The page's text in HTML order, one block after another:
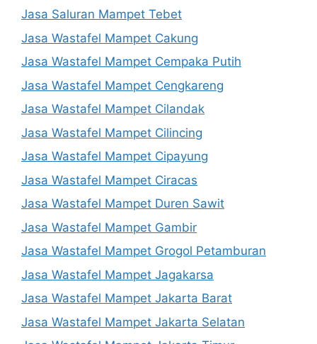
Jasa Saluran Mampet Tebet
Jasa Wastafel Mampet Cakung
Jasa Wastafel Mampet Cempaka Putih
Jasa Wastafel Mampet Cengkareng
Jasa Wastafel Mampet Cilandak
Jasa Wastafel Mampet Cilincing
Jasa Wastafel Mampet Cipayung
Jasa Wastafel Mampet Ciracas
Jasa Wastafel Mampet Duren Sawit
Jasa Wastafel Mampet Gambir
Jasa Wastafel Mampet Grogol Petamburan
Jasa Wastafel Mampet Jagakarsa
Jasa Wastafel Mampet Jakarta Barat
Jasa Wastafel Mampet Jakarta Selatan